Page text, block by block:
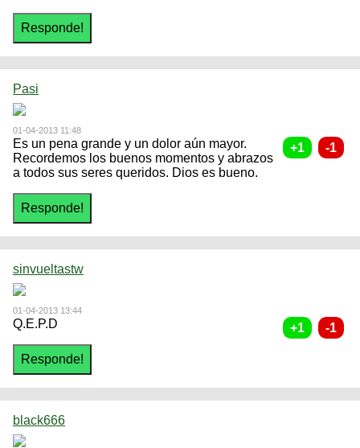
Pasi
01-04-2013 11:48
Es un pena grande y un dolor aún mayor.
Recordemos los buenos momentos y abrazos
a todos sus seres queridos. Dios es bueno.
sinvueltastw
01-04-2013 13:44
Q.E.P.D
black666